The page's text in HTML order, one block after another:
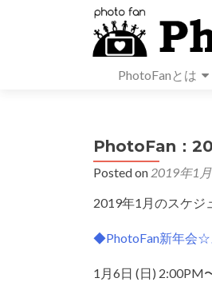
PhotoFanとは
PhotoFan：
Posted on 2019年1
2019年1月のスケジ
◆PhotoFan新年会☆
1月6日 (日) 2:00PM